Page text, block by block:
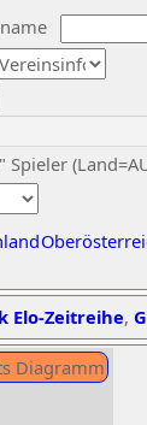
Elo-Zeitreihe,